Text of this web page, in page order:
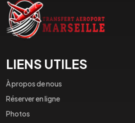
LIENS UTILES
À propos de nous
Réserver en ligne
Photos